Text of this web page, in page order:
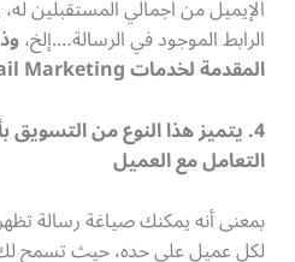
الإيميل من اجمالي المستقبلين
الرابط الموجود في الرسالة….إلخ،
المقدمة لخدماتEmail Marketing.
4. يتميز هذا النوع من
التعامل مع العميل
بمعنى أنه يمكنك صياغة رسالة
لكل عميل على حده، حيث تسمح